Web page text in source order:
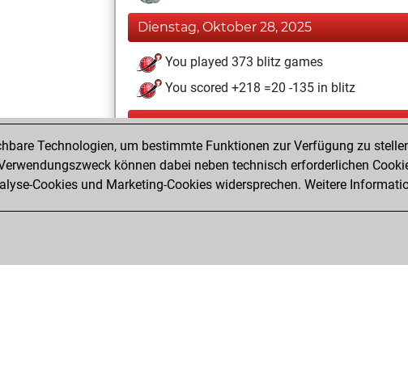
Dienstag, Oktober 28, 2025
You played 373 blitz games
You scored +218 =20 -135 in blitz
Sonntag, Juni 29, 2025
You played 27 bullet games
You scored +18 =0 -9 in bullet
Technologien, um bestimmte Funktionen zur Verfügung zu
können dabei neben technisch erforderlichen
Cookies und Marketing-Cookies widersprechen. Weitere